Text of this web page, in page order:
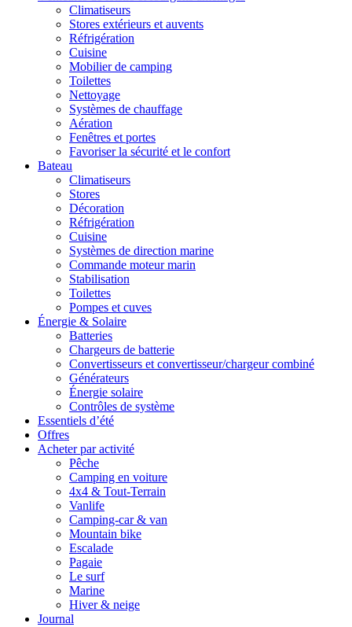
Climatiseurs
Stores extérieurs et auvents
Réfrigération
Cuisine
Mobilier de camping
Toilettes
Nettoyage
Systèmes de chauffage
Aération
Fenêtres et portes
Favoriser la sécurité et le confort
Bateau
Climatiseurs
Stores
Décoration
Réfrigération
Cuisine
Systèmes de direction marine
Commande moteur marin
Stabilisation
Toilettes
Pompes et cuves
Énergie & Solaire
Batteries
Chargeurs de batterie
Convertisseurs et convertisseur/chargeur combiné
Générateurs
Énergie solaire
Contrôles de système
Essentiels d’été
Offres
Acheter par activité
Pêche
Camping en voiture
4x4 & Tout-Terrain
Vanlife
Camping-car & van
Mountain bike
Escalade
Pagaie
Le surf
Marine
Hiver & neige
Journal